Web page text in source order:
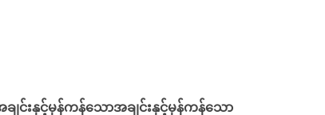
ျင်းနှင့်မှန်ကန်သောအချင်းနှင့်မှန်ကန်သော